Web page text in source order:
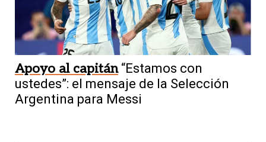
Apoyo al capitán “Estamos con
ustedes”: el mensaje de la Selección
Argentina para Messi